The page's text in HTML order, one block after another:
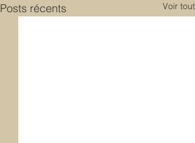
Posts récents Voir tout